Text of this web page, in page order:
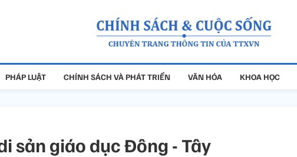
PHÁP LUẬT CHÍNH SÁCH VÀ PHÁT TRIỂN VĂN HÓA KHOA HỌC
sản giáo dục Đông - Tây